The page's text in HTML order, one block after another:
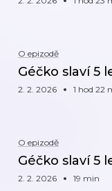
O epizodě
Géčko slaví 5
2. 2. 2026 1 hod 22
O epizodě
Géčko slaví 5
2. 2. 2026 19 min